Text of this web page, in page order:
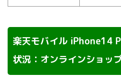
楽天モバイル iPhone14
状況：オンラインショッ